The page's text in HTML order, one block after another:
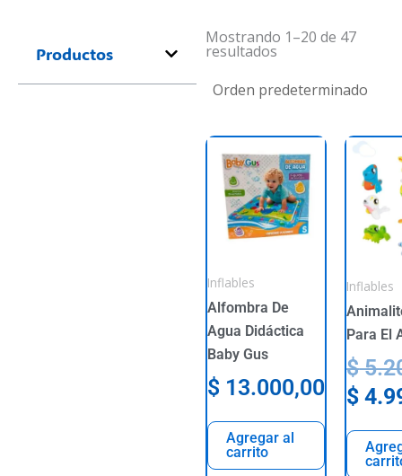
Productos
Mostrando 1–20 de 47
resultados
Inflables
Alfombra De
Agua Didáctica
Baby Gus
$ 13.000,00
Agregar al
carrito
Inflables
Para El
$
$